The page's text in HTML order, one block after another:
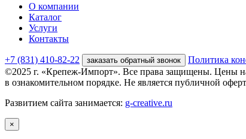
О компании
Каталог
Услуги
Контакты
+7 (831) 410-82-22 заказать обратный звонок
Политика
©2025 г. «Крепеж-Импорт». Все права защищены. Цены
в ознакомительном порядке. Не является публичной
Развитием сайта занимается: g-creative.ru
×